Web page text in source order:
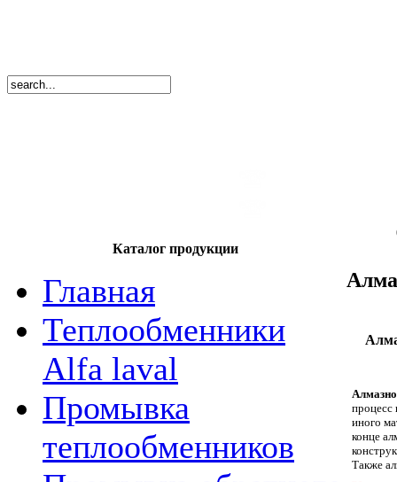
Каталог продукции
Главная
Теплообменники
Alfa laval
Промывка
теплообменников
процесс
иного
конце
Также